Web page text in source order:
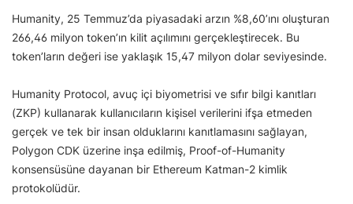
Humanity, 25 Temmuz’da piyasadaki arzın %8,60’ını oluşturan
266,46 milyon token’ın kilit açılımını gerçekleştirecek. Bu
token’ların değeri ise yaklaşık 15,47 milyon dolar seviyesinde.
Humanity Protocol, avuç içi biyometrisi ve sıfır bilgi kanıtları
(ZKP) kullanarak kullanıcıların kişisel verilerini ifşa etmeden
gerçek ve tek bir insan olduklarını kanıtlamasını sağlayan,
Polygon CDK üzerine inşa edilmiş, Proof-of-Humanity
konsensüsüne dayanan bir Ethereum Katman-2 kimlik
protokolüdür.